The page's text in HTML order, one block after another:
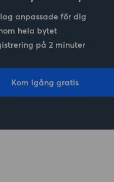
anpassade för dig
hela bytet
på 2 minuter
Kom igång gratis